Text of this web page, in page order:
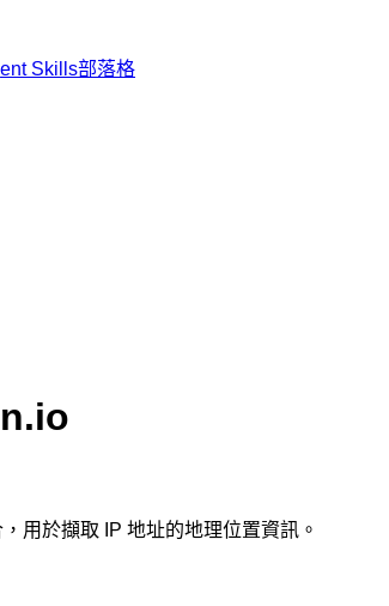
Skills部落格
用於擷取 IP 地址的地理位置資訊。